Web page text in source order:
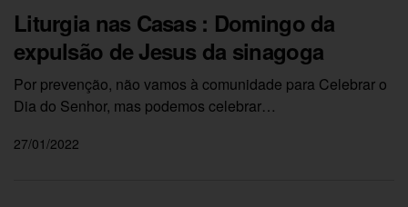
Liturgia nas Casas : Domingo da
expulsão de Jesus da sinagoga
Por prevenção, não vamos à comunidade para Celebrar o
Dia do Senhor, mas podemos celebrar…
27/01/2022